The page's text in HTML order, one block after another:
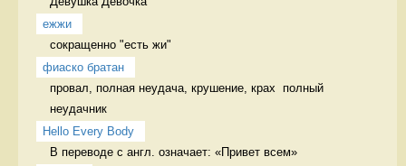
ежжи
сокращенно "есть жи"
фиаско братан
провал, полная неудача, крушение, крах  полный
неудачник
Hello Every Body
В переводе с англ. означает: «Привет всем»